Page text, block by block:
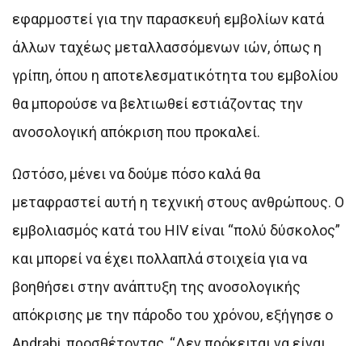
εφαρμοστεί για την παρασκευή εμβολίων κατά
άλλων ταχέως μεταλλασσόμενων ιών, όπως η
γρίπη, όπου η αποτελεσματικότητα του εμβολίου
θα μπορούσε να βελτιωθεί εστιάζοντας την
ανοσολογική απόκριση που προκαλεί.
Ωστόσο, μένει να δούμε πόσο καλά θα
μεταφραστεί αυτή η τεχνική στους ανθρώπους. Ο
εμβολιασμός κατά του HIV είναι “πολύ δύσκολος”
και μπορεί να έχει πολλαπλά στοιχεία για να
βοηθήσει στην ανάπτυξη της ανοσολογικής
απόκρισης με την πάροδο του χρόνου, εξήγησε ο